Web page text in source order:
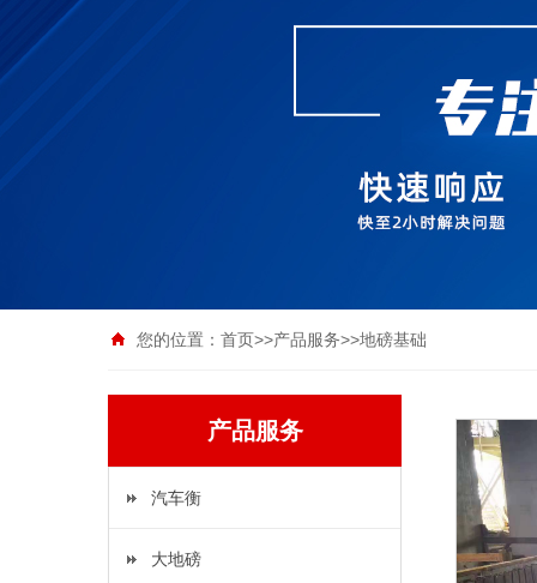
您的位置： 首页>>产品服务>>地磅基础
产品服务
汽车衡
大地磅